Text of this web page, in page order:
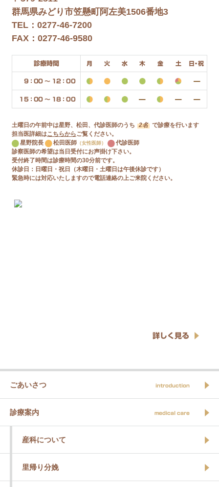
群馬県みどり市笠懸町阿左美1506番地3
TEL：0277-46-7200
FAX：0277-46-9580
診療時間 月 火 水 木 金 土 日・祝
9：00 〜 12：00
15：00 〜 18：00
土曜日の午前中は星野、松田、代診医師のうち 2名 で診療を行います
担当医詳細はこちらからご覧ください。
星野院長
松田医師 （女性医師）
代診医師
診察医師の希望は当日受付にお声掛け下さい。
受付終了時間は診療時間の30分前です。
休診日：日曜日・祝日（木曜日・土曜日は午後休診です）
緊急時には対応いたしますので電話連絡の上ご来院ください。
詳しく見る
ごあいさつ introduction
診療案内 medical care
産科について
里帰り分娩